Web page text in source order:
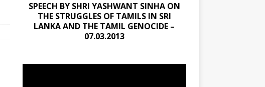
SPEECH BY SHRI YASHWANT SINHA ON
THE STRUGGLES OF TAMILS IN SRI
LANKA AND THE TAMIL GENOCIDE –
07.03.2013